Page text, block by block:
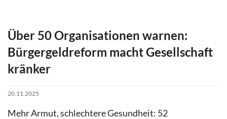
Über 50 Organisationen warnen:
Bürgergeldreform macht Gesellschaft
kränker
20.11.2025
Mehr Armut, schlechtere Gesundheit: 52